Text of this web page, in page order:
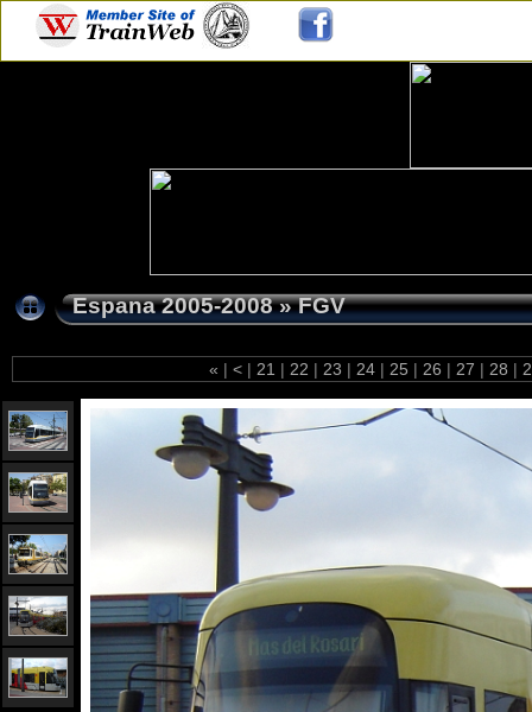
Espana 2005-2008»FGV
« | < | 21 | 22 | 23 | 24 | 25 | 26 | 27 | 28 |